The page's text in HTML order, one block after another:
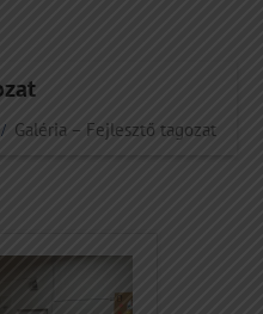
Galéria – Fejlesztő tagozat